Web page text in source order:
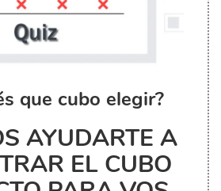
que cubo elegir?
AYUDARTE A
EL CUBO